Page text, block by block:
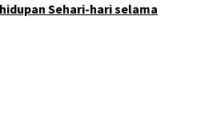
Sehari-hari selama